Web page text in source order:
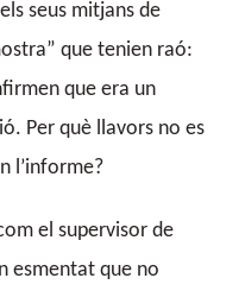
seus mitjans de
que tenien raó:
que era un
Per què llavors no es
l’informe?
el supervisor de
esmentat que no